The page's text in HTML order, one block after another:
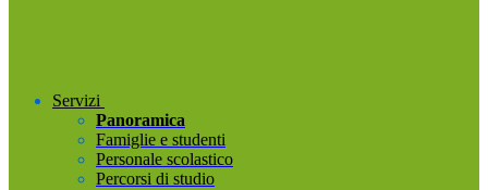
Servizi
Panoramica
Famiglie e studenti
Personale scolastico
Percorsi di studio